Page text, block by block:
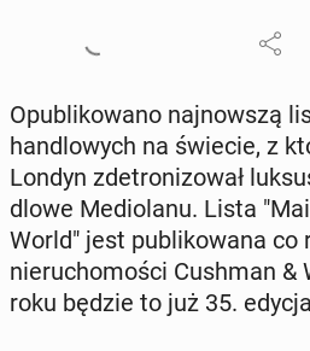
Opu­bli­ko­wa­no naj­now­szą
han­dlo­wych na świecie, z
Londyn zde­tro­ni­zo­wał
dlo­we Me­dio­la­nu. Lista
World" jest pu­bli­ko­wa­na co
nie­ru­cho­mo­ści Cushman &
roku będzie to już 35.